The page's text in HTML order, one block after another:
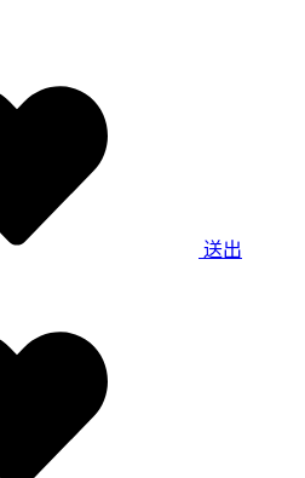
送出